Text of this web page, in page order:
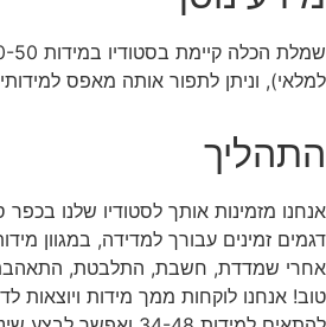
למלאי), וניתן לתפור אותה מאפס
התהליך
דגמים זמינים עבורך למדידה, במגוון
אחרי שמדדת, חשבת, התלבטת, התאהבת
טוב! אנחנו לוקחות ממך מידות ויוצאות